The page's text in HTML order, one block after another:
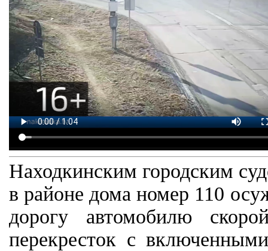
Находкинским городским
в районе дома номер 110
дорогу автомобилю
перекресток с